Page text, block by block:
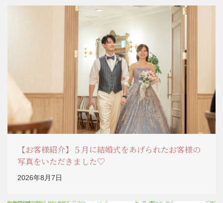
【お客様紹介】５月に結婚式をあげられたお客様の
写真をいただきました♡
2026年8月7日